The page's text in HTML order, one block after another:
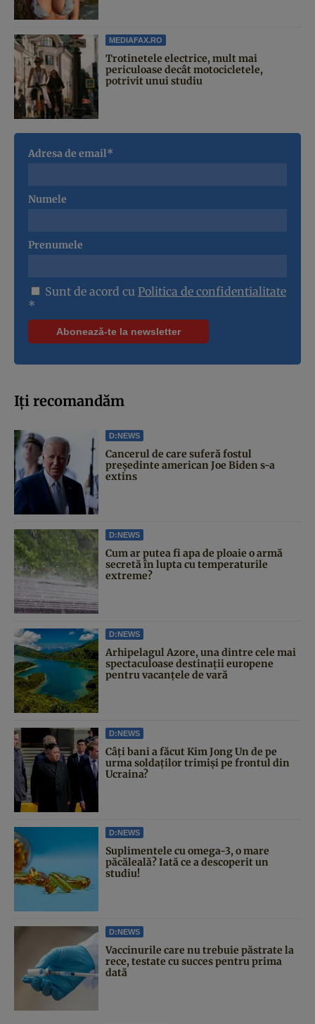
MEDIAFAX.RO
Trotinetele electrice, mult mai
periculoase decât motocicletele,
potrivit unui studiu
Adresa de email*
Numele
Prenumele
Sunt de acord cu Politica de confidentialitate
*
Iți recomandăm
D:NEWS
Cancerul de care suferă fostul
președinte american Joe Biden s-a
extins
D:NEWS
Cum ar putea fi apa de ploaie o armă
secretă în lupta cu temperaturile
extreme?
D:NEWS
Arhipelagul Azore, una dintre cele mai
spectaculoase destinații europene
pentru vacanțele de vară
D:NEWS
Câți bani a făcut Kim Jong Un de pe
urma soldaților trimiși pe frontul din
Ucraina?
D:NEWS
Suplimentele cu omega-3, o mare
păcăleală? Iată ce a descoperit un
studiu!
D:NEWS
Vaccinurile care nu trebuie păstrate la
rece, testate cu succes pentru prima
dată